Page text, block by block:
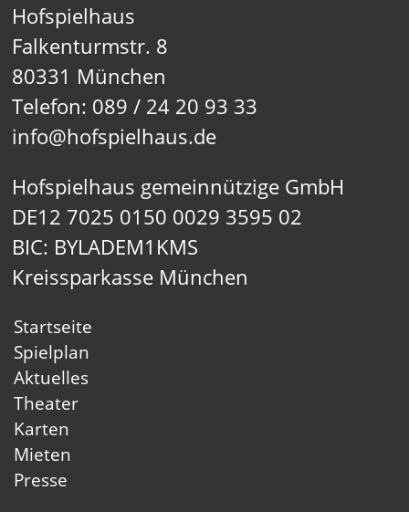
Hofspielhaus
Falkenturmstr. 8
80331 München
Telefon: 089 / 24 20 93 33
info@hofspielhaus.de
Hofspielhaus gemeinnützige GmbH
DE12 7025 0150 0029 3595 02
BIC: BYLADEM1KMS
Kreissparkasse München
Startseite
Spielplan
Aktuelles
Theater
Karten
Mieten
Presse